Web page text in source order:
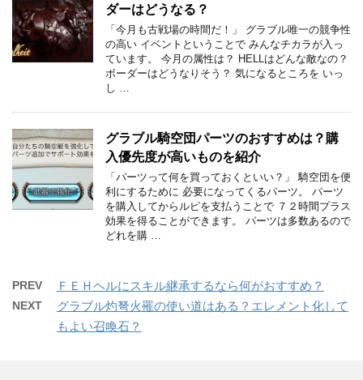
ダーはどうなる？
「今月も古戦場の時間だ！」 グラブル唯一の競争性
の高い イベントということで みんなチカラが入っ
ています。 今月の属性は？ HELLはどんな敵なの？
ボーダーはどうなりそう？ 気になるところを いっ
し …
グラブル騎空団パーツのおすすめは？購
入優先度が高いものを紹介
「パーツって何を買っておくといい？」 騎空団を便
利にするために 必要になってくるパーツ。 パーツ
を購入してからルピを支払うことで ７２時間プラス
効果を得ることができます。 パーツは多数あるので
どれを購 …
PREV ＦＥＨヘルにスキル継承するなら何がおすすめ？
NEXT
グラブル灼弩火罹の使い道はある？エレメント化して
もよい召喚石？